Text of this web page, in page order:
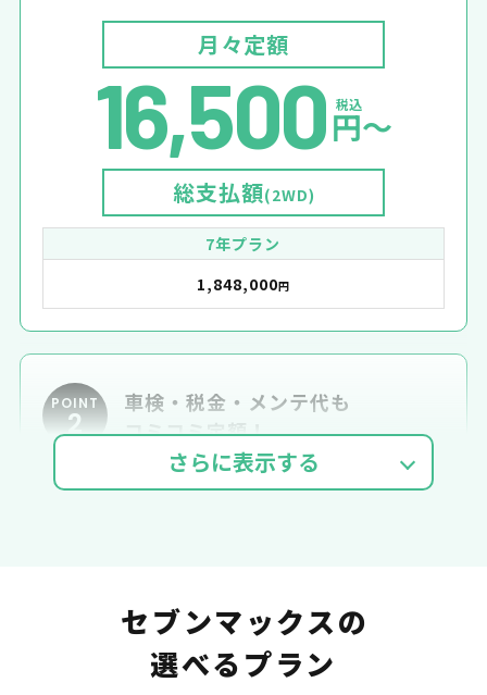
月々定額
16,500 税込
円〜
総支払額(2WD)
7年プラン
1,848,000円
POINT
2
車検・税金・メンテ代も
コミコミ定額！
セブンマックスの
選べるプラン